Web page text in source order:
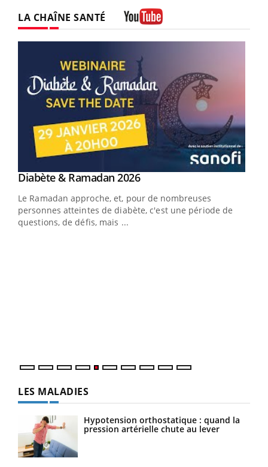
LA CHAÎNE SANTÉ
Youtube
Diabète & Ramadan 2026Youtube
Le Ramadan approche, et, pour de nombreuses
personnes atteintes de diabète, c'est une période de
questions, de défis, mais ...
LES MALADIES
Hypotension orthostatique : quand la
pression artérielle chute au lever